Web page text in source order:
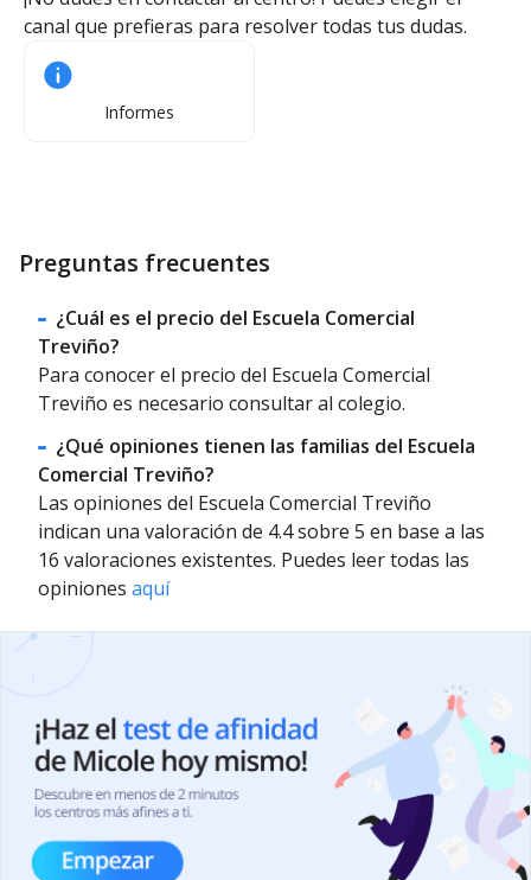
canal que prefieras para resolver todas tus dudas.
Informes
Preguntas frecuentes
¿Cuál es el precio del Escuela Comercial
Treviño?
Para conocer el precio del Escuela Comercial
Treviño es necesario consultar al colegio.
¿Qué opiniones tienen las familias del Escuela
Comercial Treviño?
Las opiniones del Escuela Comercial Treviño
indican una valoración de 4.4 sobre 5 en base a las
16 valoraciones existentes. Puedes leer todas las
opiniones aquí